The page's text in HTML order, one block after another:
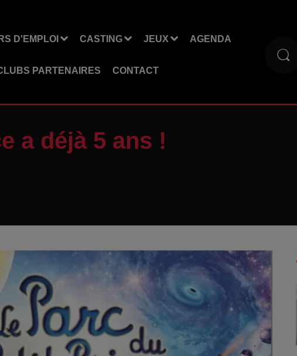
D'EMPLOI CASTING JEUX AGENDA
PARTENAIRES CONTACT
a déjà 5 ans !